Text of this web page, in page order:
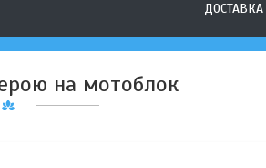
ДОСТАВКА
на мотоблок